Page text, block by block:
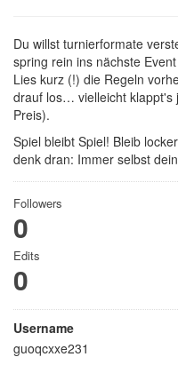
Du willst turnierformate
spring rein ins nächste
Lies kurz (!) die Regeln
drauf los… vielleicht klappt's
Preis).
Spiel bleibt Spiel! Bleib
denk dran: Immer selbst
Followers
0
Edits
0
Username
guoqcxxe231